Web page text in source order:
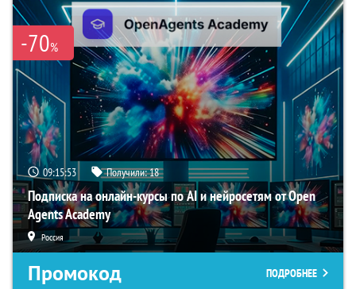
-70%
09:15:52 Получили:18
Подписка на онлайн-курсы по AI и нейросетям от Open
Agents Academy
Россия
Промокод ПОДРОБНЕЕ